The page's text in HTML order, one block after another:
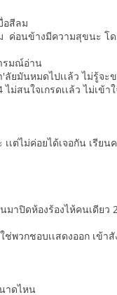
อสีลม
ค่อนข้างมีความสุขนะ โ
รมณ์อ่าน
มันหมดไปเเล้ว ไม่รู้จะ
สนใจเกรดเเล้ว ไม่เข้าใ
เต่ไม่ค่อยได้เจอกัน เรีย
าปิดห้องร้องไห้คนเดียว
พวกชอบเเสดงออก เข้า
าดไหน